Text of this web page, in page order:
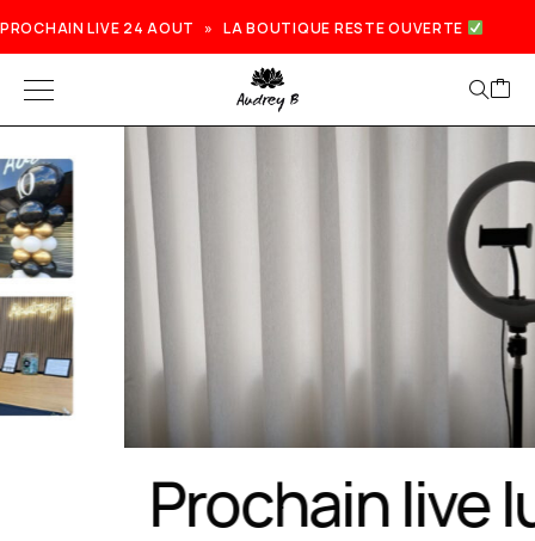
PROCHAIN LIVE 24 AOUT » LA BOUTIQUE RESTE OUVERTE
Prochain live lundi